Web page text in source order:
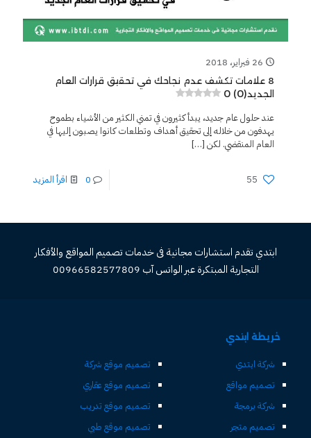
26 فبراير، 2018
8 علامات تكشف عدم نجاحك في تحقيق قرارات العام
الجديد0 (0)
عند حلول عام جديد، يبدأ كثيرون في تمني الكثير من الأشياء بطموح
يهدفون من خلاله إلى تحقيق أهداف وتطلعات كانوا يصبون إليها في
العام المنقضي. لكن […]
55
0 اقرأ المزيد
ابتدي تقدم استشارات مجانية فى خدمات تصميم المواقع والأفكار
التجارية المبتكرة عبر الواتس آب 00966582577809
خريطة ابتدي
شركة ابتدي
تصميم مواقع
شركة برمجة
تصميم متجر
تصميم موقع شركة
تصميم موقع عقاري
تصميم موقع تدريب
تصميم موقع طبي